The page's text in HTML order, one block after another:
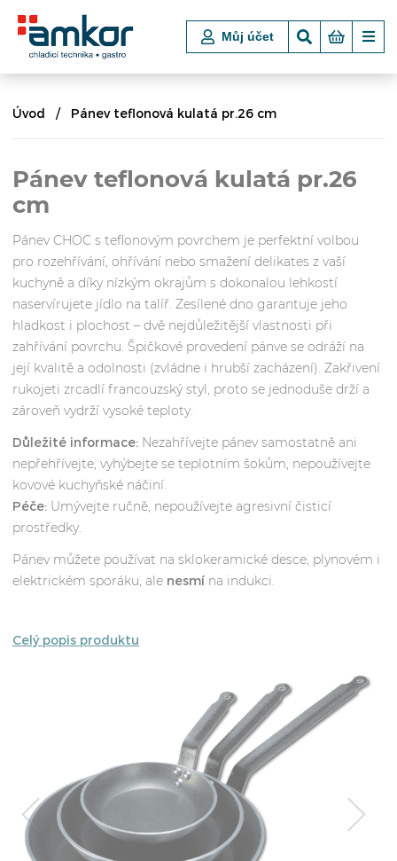
Můj účet
Úvod Pánev teflonová kulatá pr.26 cm
Pánev teflonová kulatá pr.26
cm
Pánev CHOC s teflonovým povrchem je perfektní volbou
pro rozehřívání, ohřívání nebo smažení delikates z vaší
kuchyně a díky nízkým okrajům s dokonalou lehkostí
naservírujete jídlo na talíř. Zesílené dno garantuje jeho
hladkost i plochost – dvě nejdůležitější vlastnosti při
zahřívání povrchu. Špičkové provedení pánve se odráží na
její kvalitě a odolnosti (zvládne i hrubší zacházení). Zakřivení
rukojeti zrcadlí francouzský styl, proto se jednoduše drží a
zároveň vydrží vysoké teploty.
Důležité informace: Nezahřívejte pánev samostatně ani
nepřehřívejte, vyhýbejte se teplotním šokům, nepoužívejte
kovové kuchyňské náčiní.
Péče: Umývejte ručně, nepoužívejte agresivní čisticí
prostředky.
Pánev můžete používat na sklokeramické desce, plynovém i
elektrickém sporáku, ale nesmí na indukci.
Celý popis produktu